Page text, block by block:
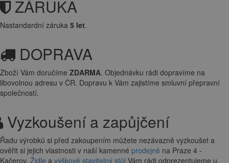
ZÁRUKA
Nastandardní záruka 5 let.
DOPRAVA
Zboží Vám doručíme ZDARMA. Objednávku rádi dopravíme na
libovolnou adresu v ČR. Dopravu k Vám zajistíme smluvní přepravní
společností.
Vyzkoušení a zapůjčení
Řadu výrobků si před zakoupením můžete nezávazně vyzkoušet a
ověřit si jejich vlastnosti v naší kamenné prodejně na Praze 4 -
Kačerov. Židle a výškově stavitelný stůl Vám rádi odprezentujeme u